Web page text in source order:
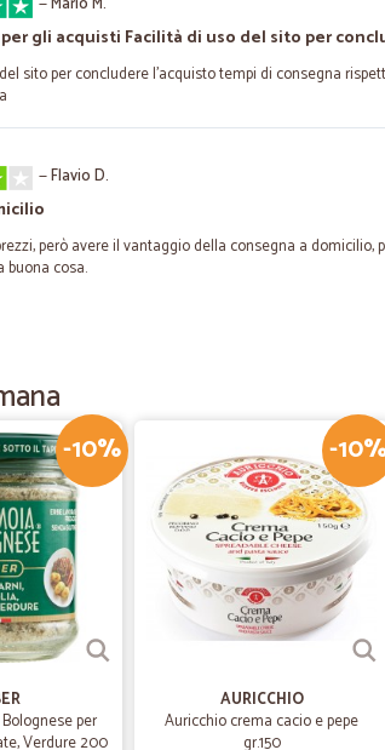
gli acquisti Facilità di uso del sito per
sito per concludere l’acquisto tempi di consegna
—Flavio D.
però avere il vantaggio della consegna a domicilio,
buona cosa.
e consegne super veloci
consegne super veloci. Consigliatissimi.
—Franco C.
e spedizione…
e spedizione superveloce
—Carla C.
prodotti e tempi di consegna
-10%
per
Verdure 200
-
AURICCHIO
Auricchio crema cacio e pepe
gr.150